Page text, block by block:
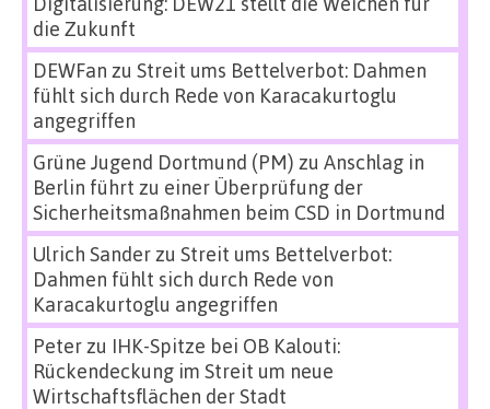
die Zukunft
DEWFan zu Streit ums Bettelverbot: Dahmen
fühlt sich durch Rede von Karacakurtoglu
angegriffen
Grüne Jugend Dortmund (PM) zu Anschlag in
Berlin führt zu einer Überprüfung der
Sicherheitsmaßnahmen beim CSD in Dortmund
Ulrich Sanderzu Streit ums Bettelverbot:
Dahmen fühlt sich durch Rede von
Karacakurtoglu angegriffen
Peterzu IHK-Spitze bei OB Kalouti:
Rückendeckung im Streit um neue
Wirtschaftsflächen der Stadt